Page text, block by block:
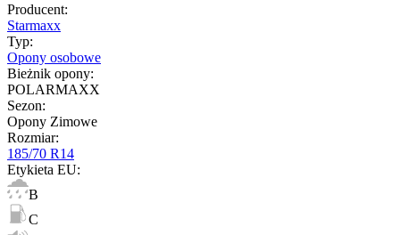
Producent:
Starmaxx
Typ:
Opony osobowe
Bieżnik opony:
POLARMAXX
Sezon:
Opony Zimowe
Rozmiar:
185/70 R14
Etykieta EU:
B
C